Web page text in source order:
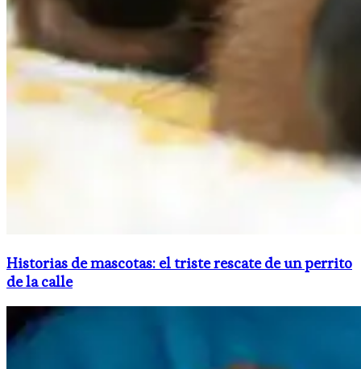
Historias de mascotas: el triste rescate de un perrito
de la calle